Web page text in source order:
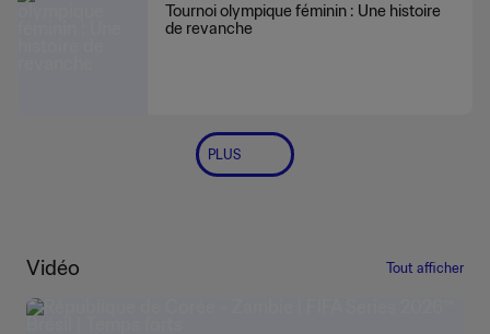
Tournoi olympique féminin : Une histoire
de revanche
PLUS
Vidéo Tout afficher